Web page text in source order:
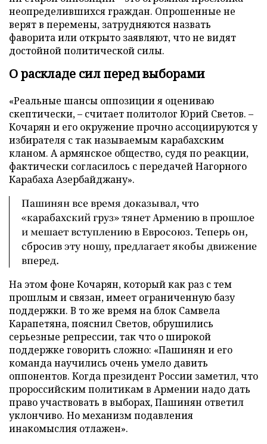
неопределившихся граждан. Опрошенные не
верят в перемены, затрудняются назвать
фаворита или открыто заявляют, что не видят
достойной политической силы.
О раскладе сил перед выборами
«Реальные шансы оппозиции я оцениваю
скептически, – считает политолог Юрий Светов. –
Кочарян и его окружение прочно ассоциируются у
избирателя с так называемым карабахским
кланом. А армянское общество, судя по реакции,
фактически согласилось с передачей Нагорного
Карабаха Азербайджану».
Пашинян все время доказывал, что
«карабахский груз» тянет Армению в прошлое
и мешает вступлению в Евросоюз. Теперь он,
сбросив эту ношу, предлагает якобы движение
вперед.
На этом фоне Кочарян, который как раз с тем
прошлым и связан, имеет ограниченную базу
поддержки. В то же время на блок Самвела
Карапетяна, пояснил Светов, обрушились
серьезные репрессии, так что о широкой
поддержке говорить сложно: «Пашинян и его
команда научились очень умело давить
оппонентов. Когда президент России заметил, что
пророссийским политикам в Армении надо дать
право участвовать в выборах, Пашинян ответил
уклончиво. Но механизм подавления
инакомыслия отлажен».